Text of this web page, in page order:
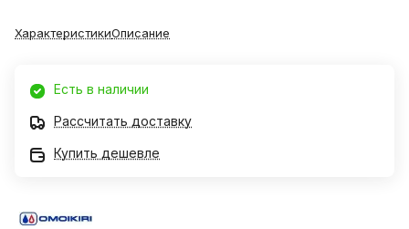
ХарактеристикиОписание
Есть в наличии
Рассчитать доставку
Купить дешевле